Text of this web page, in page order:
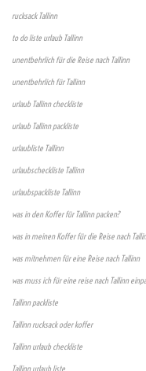
rucksack Tallinn
to do liste urlaub Tallinn
unentbehrlich für die Reise nach Tallinn
unentbehrlich für Tallinn
urlaub Tallinn checkliste
urlaub Tallinn packliste
urlaubliste Tallinn
urlaubscheckliste Tallinn
urlaubspackliste Tallinn
was in den Koffer für Tallinn packen?
was in meinen Koffer für die Reise nach
was mitnehmen für eine Reise nach Tallinn
was muss ich für eine reise nach Tallinn
Tallinn packliste
Tallinn rucksack oder koffer
Tallinn urlaub checkliste
Tallinn urlaub liste